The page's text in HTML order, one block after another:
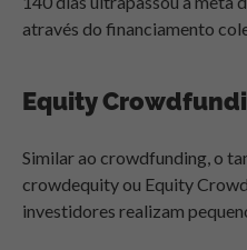
através do financiamento
Equity
Similar ao crowdfunding, o
crowdequity ou Equity
investidores realizam